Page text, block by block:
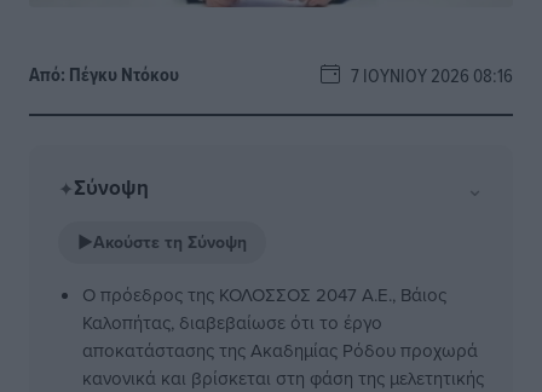
Από: Πέγκυ Ντόκου 7 ΙΟΥΝΊΟΥ 2026 08:16
✦Σύνοψη ⌄
▶Ακούστε τη Σύνοψη
Ο πρόεδρος της ΚΟΛΟΣΣΟΣ 2047 Α.Ε., Βάιος
Καλοπήτας, διαβεβαίωσε ότι το έργο
αποκατάστασης της Ακαδημίας Ρόδου προχωρά
κανονικά και βρίσκεται στη φάση της μελετητικής